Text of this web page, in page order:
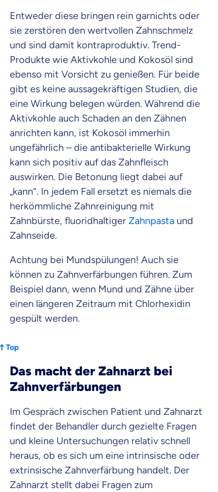
Entweder diese bringen rein garnichts oder
sie zerstören den wertvollen Zahnschmelz
und sind damit kontraproduktiv. Trend-
Produkte wie Aktivkohle und Kokosöl sind
ebenso mit Vorsicht zu genießen. Für beide
gibt es keine aussagekräftigen Studien, die
eine Wirkung belegen würden. Während die
Aktivkohle auch Schaden an den Zähnen
anrichten kann, ist Kokosöl immerhin
ungefährlich – die antibakterielle Wirkung
kann sich positiv auf das Zahnfleisch
auswirken. Die Betonung liegt dabei auf
„kann“. In jedem Fall ersetzt es niemals die
herkömmliche Zahnreinigung mit
Zahnbürste, fluoridhaltiger Zahnpasta und
Zahnseide.
Achtung bei Mundspülungen! Auch sie
können zu Zahnverfärbungen führen. Zum
Beispiel dann, wenn Mund und Zähne über
einen längeren Zeitraum mit Chlorhexidin
gespült werden.
Top
Das macht der Zahnarzt bei
Zahnverfärbungen
Im Gespräch zwischen Patient und Zahnarzt
findet der Behandler durch gezielte Fragen
und kleine Untersuchungen relativ schnell
heraus, ob es sich um eine intrinsische oder
extrinsische Zahnverfärbung handelt. Der
Zahnarzt stellt dabei Fragen zum